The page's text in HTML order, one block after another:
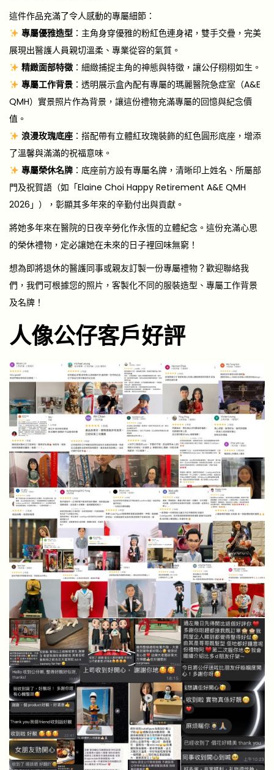
這件作品充滿了令人感動的專屬細節：
專屬優雅造型：主角身穿優雅的粉紅色連身裙，雙手交疊，完美
展現出醫護人員親切溫柔、專業從容的氣質。
精緻面部特徵：細緻捕捉主角的神態與特徵，讓公仔栩栩如生。
專屬工作背景：透明展示盒內配有專屬的瑪麗醫院急症室（A&E
QMH）實景照片作為背景，讓這份禮物充滿專屬的回憶與紀念價
值。
浪漫玫瑰底座：搭配帶有立體紅玫瑰裝飾的紅色圓形底座，增添
了溫馨與滿滿的祝福意味。
專屬榮休名牌：底座前方設有專屬名牌，清晰印上姓名、所屬部
門及祝賀語（如「Elaine Choi Happy Retirement A&E QMH
2026」），彰顯其多年來的辛勤付出與貢獻。
將她多年來在醫院的日夜辛勞化作永恆的立體紀念。這份充滿心思
的榮休禮物，定必讓她在未來的日子裡回味無窮！
想為即將退休的醫護同事或親友訂製一份專屬禮物？歡迎聯絡我
們，我們可根據您的照片，客製化不同的服裝造型、專屬工作背景
及名牌！
人像公仔客戶好評